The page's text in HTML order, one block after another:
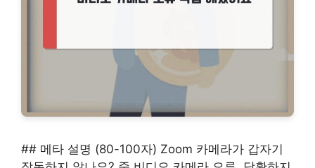
## 메타 설명 (80-100자) Zoom 카메라가 갑자기